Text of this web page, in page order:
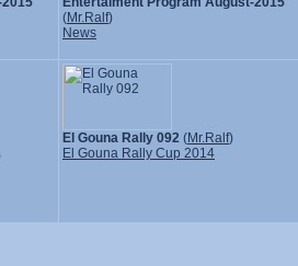
(Mr.Ralf)
News
El Gouna Rally 092 (Mr.Ralf)
El Gouna Rally Cup 2014